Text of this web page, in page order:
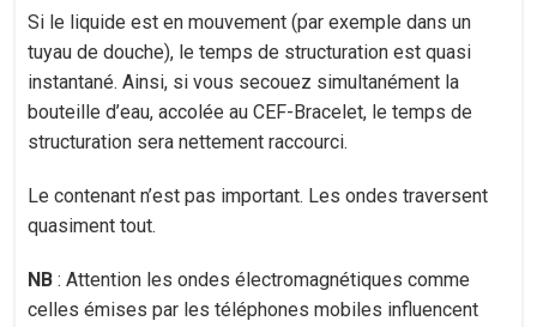
Si le liquide est en mouvement (par exemple dans un
tuyau de douche), le temps de structuration est quasi
instantané. Ainsi, si vous secouez simultanément la
bouteille d’eau, accolée au CEF-Bracelet, le temps de
structuration sera nettement raccourci.
Le contenant n’est pas important. Les ondes traversent
quasiment tout.
NB : Attention les ondes électromagnétiques comme
celles émises par les téléphones mobiles influencent